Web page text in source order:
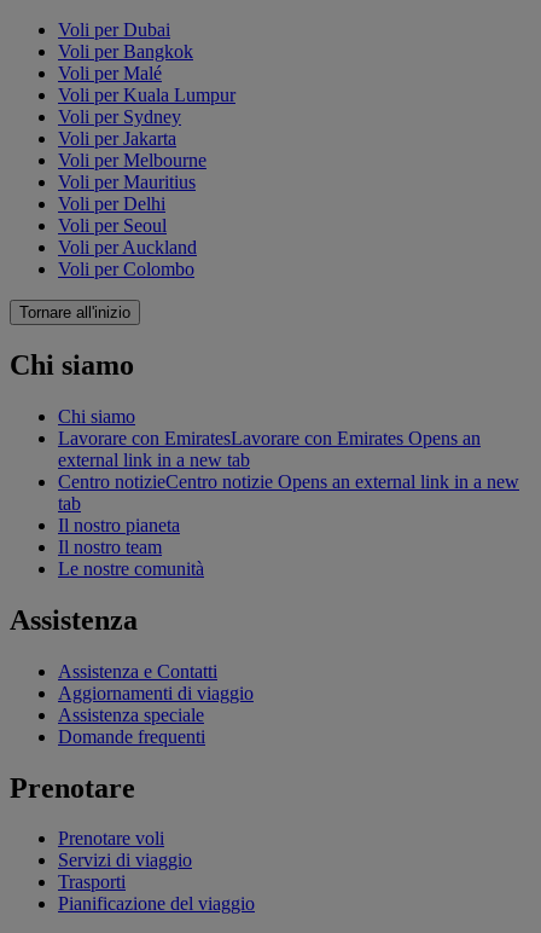
Voli per Dubai
Voli per Bangkok
Voli per Malé
Voli per Kuala Lumpur
Voli per Sydney
Voli per Jakarta
Voli per Melbourne
Voli per Mauritius
Voli per Delhi
Voli per Seoul
Voli per Auckland
Voli per Colombo
Tornare all'inizio
Chi siamo
Chi siamo
Lavorare con EmiratesLavorare con Emirates Opens an
external link in a new tab
Centro notizieCentro notizie Opens an external link in a new
tab
Il nostro pianeta
Il nostro team
Le nostre comunità
Assistenza
Assistenza e Contatti
Aggiornamenti di viaggio
Assistenza speciale
Domande frequenti
Prenotare
Prenotare voli
Servizi di viaggio
Trasporti
Pianificazione del viaggio